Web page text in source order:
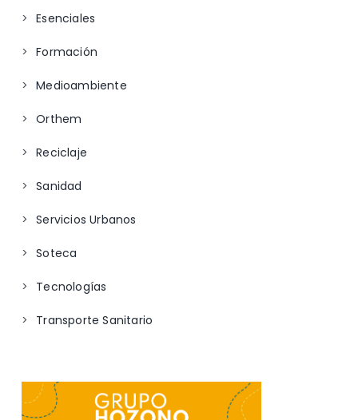
Esenciales
Formación
Medioambiente
Orthem
Reciclaje
Sanidad
Servicios Urbanos
Soteca
Tecnologías
Transporte Sanitario